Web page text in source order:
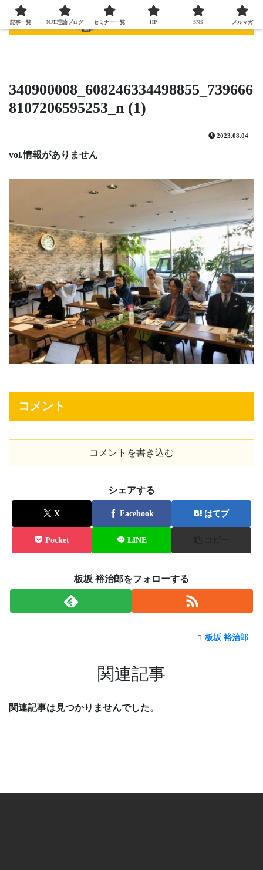
340900008_608246334498855_739666
8107206595253_n (1)
2023.08.04
vol.情報がありません
コメント
コメントを書き込む
シェアする
X Facebook はてブ
Pocket LINE
板坂 裕治郎をフォローする
板坂 裕治郎
関連記事
関連記事は見つかりませんでした。
記事一覧 NJE理論ブログ セミナー一覧 HP SNS メルマガ